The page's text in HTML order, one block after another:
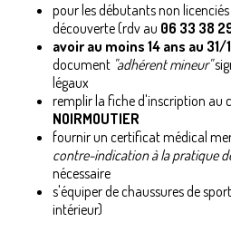
pour les débutants non
découverte (rdv au 06 33 38
avoir au moins 14 ans au
document "adhérent mineur"
légaux
remplir la fiche d'inscription au
NOIRMOUTIER
fournir un certificat médical
contre-indication à la pratique
nécessaire
s'équiper de chaussures de
intérieur)